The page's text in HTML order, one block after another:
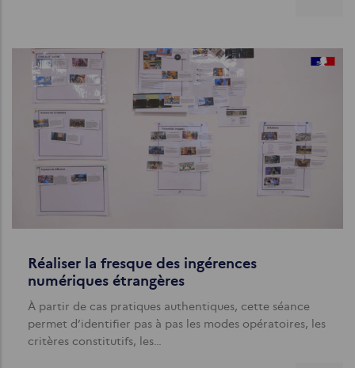
Réaliser la fresque des ingérences
numériques étrangères
À partir de cas pratiques authentiques, cette séance
permet d’identifier pas à pas les modes opératoires, les
critères constitutifs, les…